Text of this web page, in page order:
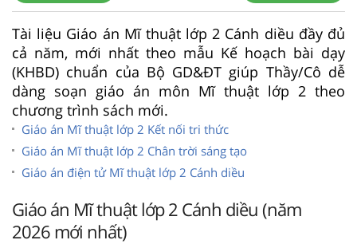
Tài liệu Giáo án Mĩ thuật lớp 2 Cánh diều đầy đủ
cả năm, mới nhất theo mẫu Kế hoạch bài dạy
(KHBD) chuẩn của Bộ GD&ĐT giúp Thầy/Cô dễ
dàng soạn giáo án môn Mĩ thuật lớp 2 theo
chương trình sách mới.
Giáo án Mĩ thuật lớp 2 Kết nối tri thức
Giáo án Mĩ thuật lớp 2 Chân trời sáng tạo
Giáo án điện tử Mĩ thuật lớp 2 Cánh diều
Giáo án Mĩ thuật lớp 2 Cánh diều (năm
2026 mới nhất)